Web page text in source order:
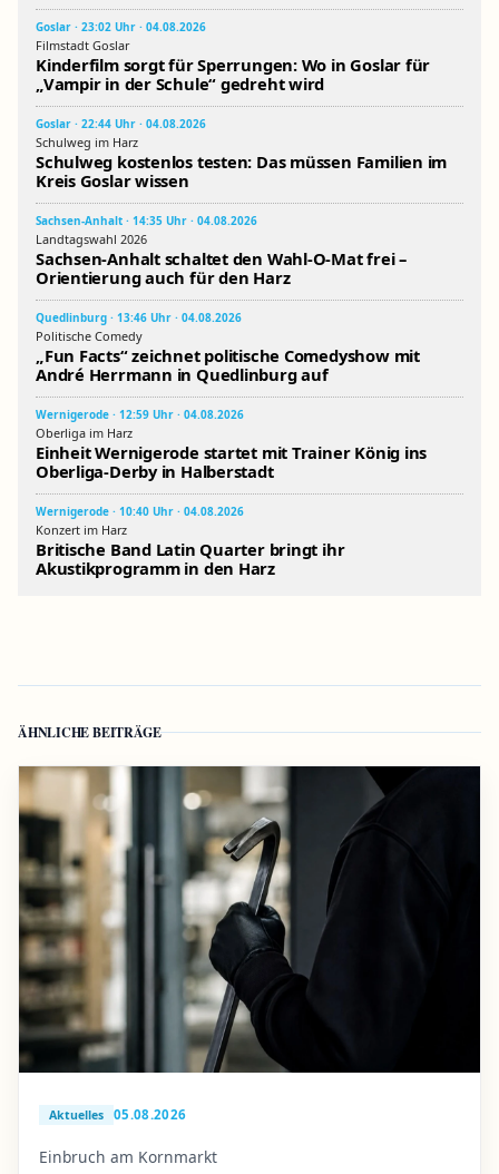
Goslar · 23:02 Uhr · 04.08.2026
Filmstadt Goslar
Kinderfilm sorgt für Sperrungen: Wo in Goslar für
„Vampir in der Schule“ gedreht wird
Goslar · 22:44 Uhr · 04.08.2026
Schulweg im Harz
Schulweg kostenlos testen: Das müssen Familien im
Kreis Goslar wissen
Sachsen-Anhalt · 14:35 Uhr · 04.08.2026
Landtagswahl 2026
Sachsen-Anhalt schaltet den Wahl-O-Mat frei –
Orientierung auch für den Harz
Quedlinburg · 13:46 Uhr · 04.08.2026
Politische Comedy
„Fun Facts“ zeichnet politische Comedyshow mit
André Herrmann in Quedlinburg auf
Wernigerode · 12:59 Uhr · 04.08.2026
Oberliga im Harz
Einheit Wernigerode startet mit Trainer König ins
Oberliga-Derby in Halberstadt
Wernigerode · 10:40 Uhr · 04.08.2026
Konzert im Harz
Britische Band Latin Quarter bringt ihr
Akustikprogramm in den Harz
ÄHNLICHE BEITRÄGE
Aktuelles 05.08.2026
Einbruch am Kornmarkt